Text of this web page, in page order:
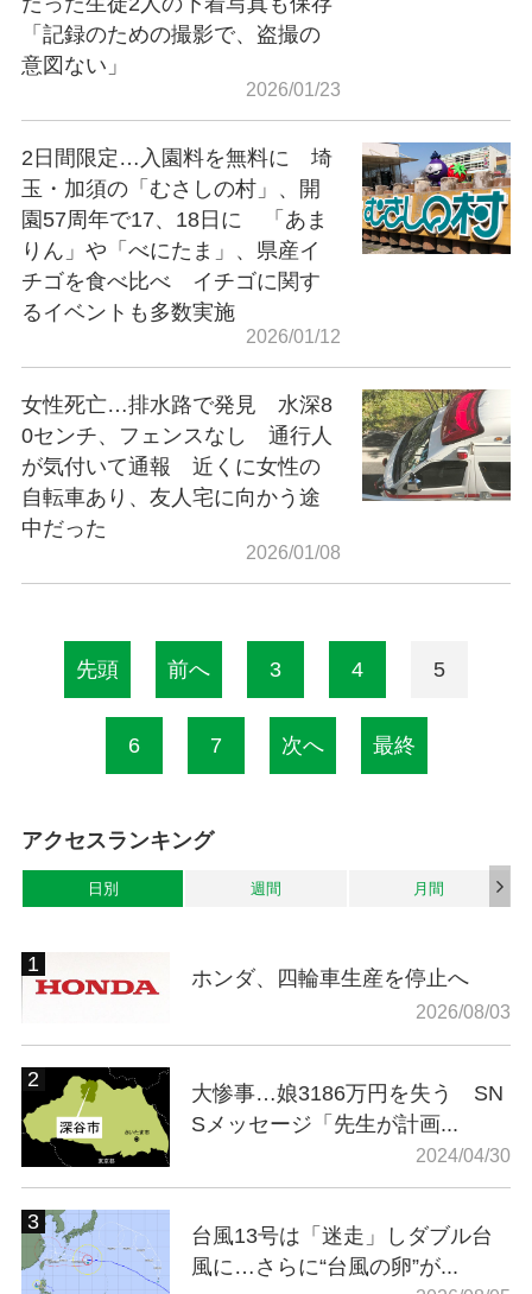
「記録のための撮影で、盗撮の
意図ない」
2026/01/23
2日間限定…入園料を無料に 埼
玉・加須の「むさしの村」、開
園57周年で17、18日に 「あま
りん」や「べにたま」、県産イ
チゴを食べ比べ イチゴに関す
るイベントも多数実施
2026/01/12
女性死亡…排水路で発見 水深8
0センチ、フェンスなし 通行人
が気付いて通報 近くに女性の
自転車あり、友人宅に向かう途
中だった
2026/01/08
先頭 前へ 3 4 5
6 7 次へ 最終
アクセスランキング
日別 週間 月間
ホンダ、四輪車生産を停止へ
2026/08/03
大惨事…娘3186万円を失う SN
Sメッセージ「先生が計画...
2024/04/30
台風13号は「迷走」しダブル台
風に…さらに“台風の卵”が...